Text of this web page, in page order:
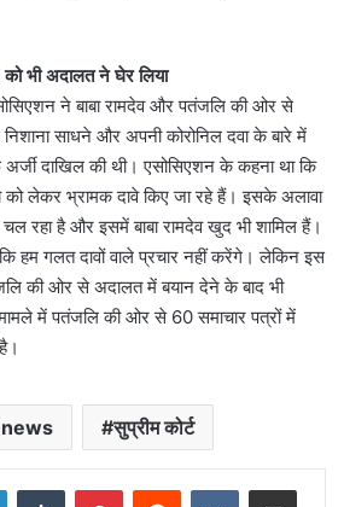
भी अदालत ने घेर लिया
ने बाबा रामदेव और पतंजलि की ओर से
निशाना साधने और अपनी कोरोनिल दवा के बारे में
दाखिल की थी। एसोसिएशन के कहना था कि
को लेकर भ्रामक दावे किए जा रहे हैं। इसके अलावा
रहा है और इसमें बाबा रामदेव खुद भी शामिल हैं।
हम गलत दावों वाले प्रचार नहीं करेंगे। लेकिन इस
की ओर से अदालत में बयान देने के बाद भी
में पतंजलि की ओर से 60 समाचार पत्रों में
सुप्रीम कोर्ट
LinkedInTumblr PinterestReddit VKontakteShare via Email